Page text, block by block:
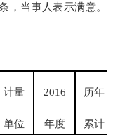
，当事人表示满意。
计量
单位
2016
年度
历年
累计